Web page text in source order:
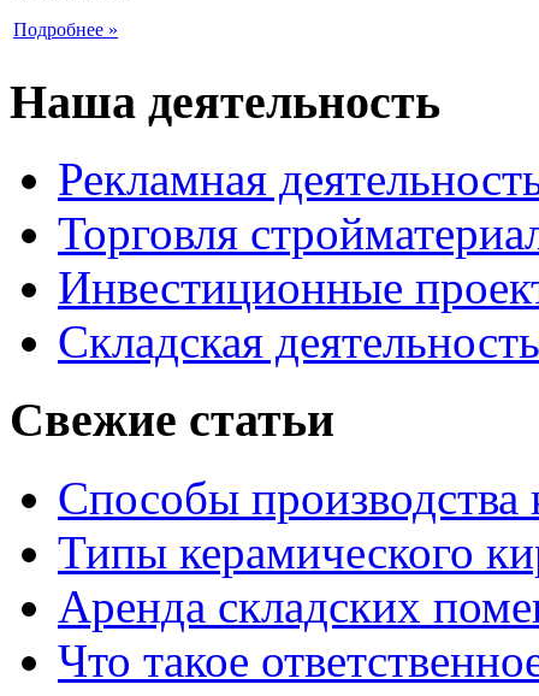
Подробнее »
Наша деятельность
Рекламная
Торговля
Инвестиционные
Складская деятельность
Свежие статьи
Способы производства
Типы керамического
Аренда складских
Что такое